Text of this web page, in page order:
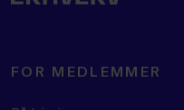
FOR MEDLEMMER